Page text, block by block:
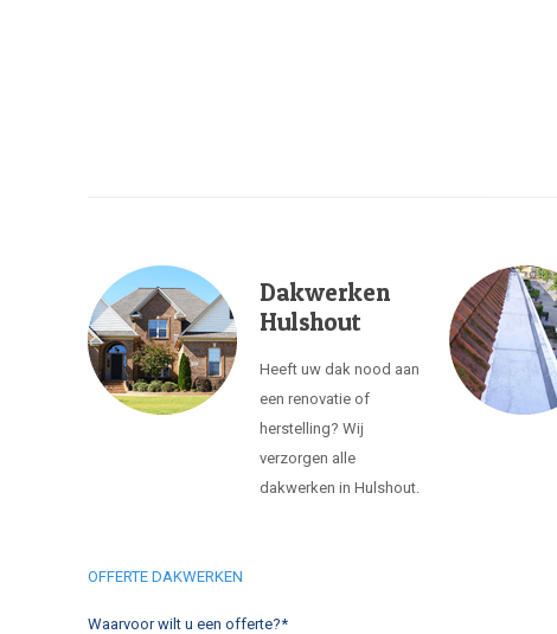
Dakwerken
Hulshout
Heeft uw dak nood aan
een renovatie of
herstelling? Wij
verzorgen alle
dakwerken in Hulshout.
OFFERTE DAKWERKEN
Waarvoor wilt u een offerte?*